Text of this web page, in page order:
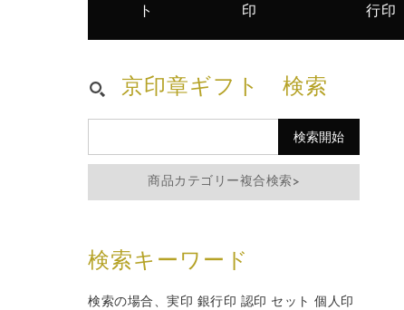
ト
印
行印
京印章ギフト 検索
商品カテゴリー複合検索>
検索キーワード
検索の場合、実印 銀行印 認印 セット 個人印